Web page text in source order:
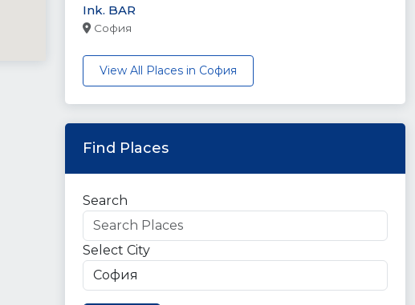
Ink. BAR
София
View All Places in София
Find Places
Search
Select City